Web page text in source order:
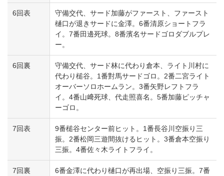
6回表
守備交代、サード加藤がファースト、ファースト
樋口が退きサードに金澤。6番清原ショートフラ
イ。7番田邊死球。8番濱名サードゴロダブルプレ
ー。
6回裏
守備交代、サード林に代わり倉本、ライト川村に
代わり槌谷。1番對馬サードゴロ。2番二宮ライト
オーバーソロホームラン。3番矢野レフトフラ
イ。4番山﨑死球、代走照喜名。5番加藤ピッチャ
ーゴロ。
7回表
9番槌谷センター前ヒット。1番長谷川空振り三
振。2番松岡三遊間抜けるヒット。3番倉本空振り
三振。4番佐々木ライトフライ。
7回裏
6番金澤に代わり樋口が再出場、空振り三振。7番